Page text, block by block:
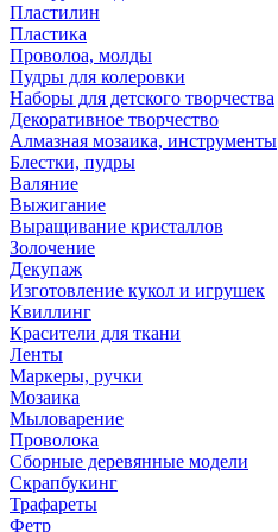
Пластилин
Пластика
Проволоа, молды
Пудры для колеровки
Наборы для детского творчества
Декоративное творчество
Алмазная мозаика, инструменты
Блестки, пудры
Валяние
Выжигание
Выращивание кристаллов
Золочение
Декупаж
Изготовление кукол и игрушек
Квиллинг
Красители для ткани
Ленты
Маркеры, ручки
Мозаика
Мыловарение
Проволока
Сборные деревянные модели
Скрапбукинг
Трафареты
Фетр